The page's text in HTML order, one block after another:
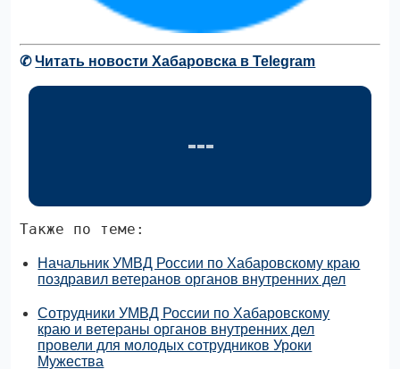
✆Читать новости Хабаровска в Telegram
Также по теме:
Начальник УМВД России по Хабаровскому краю
поздравил ветеранов органов внутренних дел
Сотрудники УМВД России по Хабаровскому
краю и ветераны органов внутренних дел
провели для молодых сотрудников Уроки
Мужества